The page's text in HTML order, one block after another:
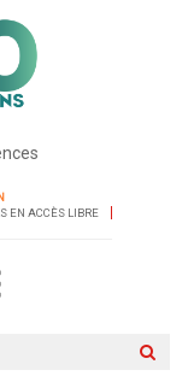
EN ACCÈS LIBRE